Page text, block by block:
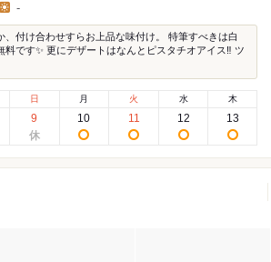
-
、付け合わせすらお上品な味付け。 特筆すべきは白
料です✨ 更にデザートはなんとピスタチオアイス‼️ ツ
日
9
月
10
火
11
水
12
木
13